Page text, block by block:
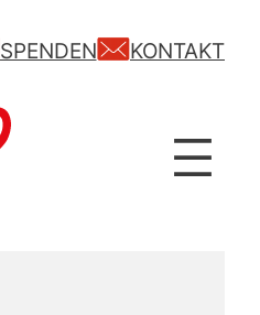
SPENDEN KONTAKT